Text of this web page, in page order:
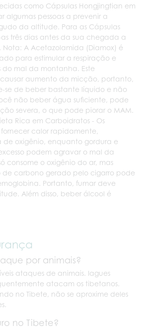
como Cápsulas Hongjingtian em
algumas pessoas a prevenir a
da altitude. Para as Cápsulas
três dias antes da sua chegada a
A Acetazolamida (Diamox) é
para estimular a respiração e
do mal da montanha. Este
aumento da micção, portanto,
se de beber bastante líquido e não
não beber água suficiente, pode
severa, o que pode piorar o MAM.
Rica em Carboidratos - Os
calor rapidamente,
oxigênio, enquanto gordura e
podem agravar o mal da
consome o oxigênio do ar, mas
de carbono gerado pelo cigarro pode
Portanto, fumar deve
Além disso, beber álcool é
por animais?
ataques de animais. Iagues
atacam os tibetanos.
no Tibete, não se aproxime deles
no Tibete?